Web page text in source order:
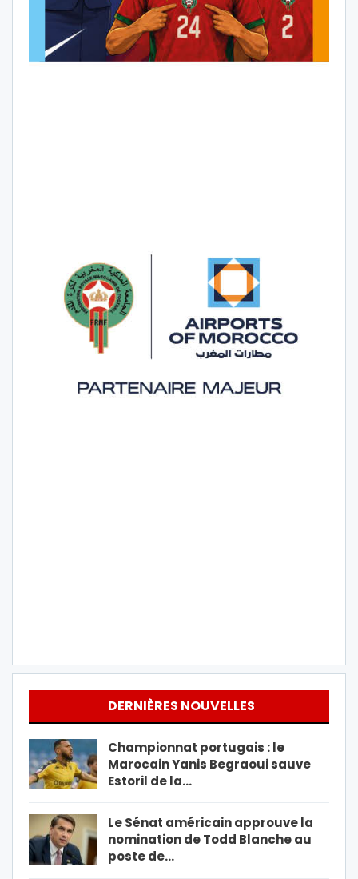
DERNIÈRES NOUVELLES
Championnat portugais : le
Marocain Yanis Begraoui sauve
Estoril de la…
Le Sénat américain approuve la
nomination de Todd Blanche au
poste de…